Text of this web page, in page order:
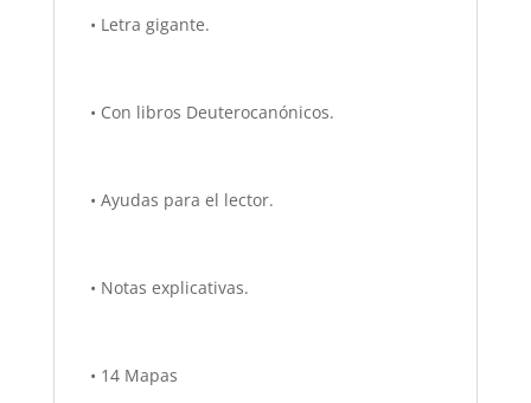
• Letra gigante.
• Con libros Deuterocanónicos.
• Ayudas para el lector.
• Notas explicativas.
• 14 Mapas